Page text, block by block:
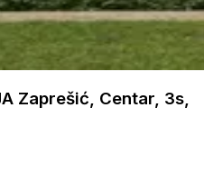
Zaprešić, Centar, 3s,